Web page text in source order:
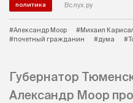
политика Вслух.ру
#Александр Моор #Михаил
#почетный гражданин
#дума
Губернатор
Александр Моор